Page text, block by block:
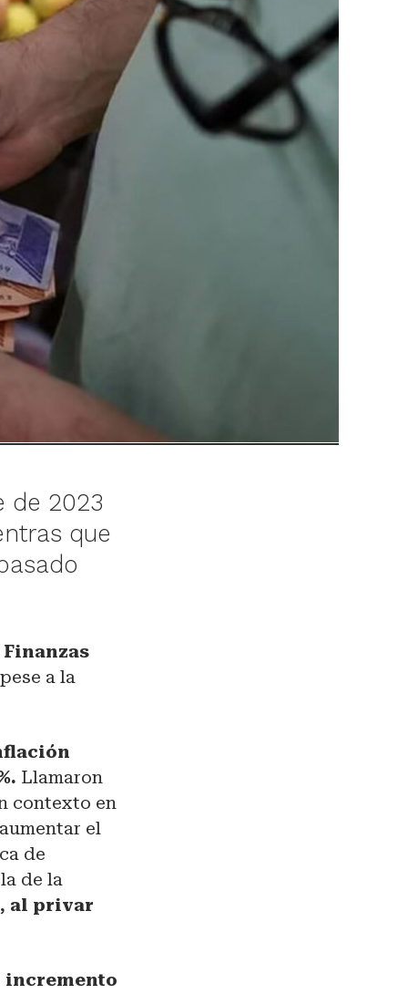
de 2023
que
a la
Llamaron
contexto en
el
de
de la
al privar
incremento